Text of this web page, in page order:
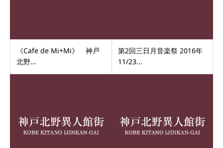
《Cafe de Mi+Mi》 神戸
北野...
第2回三日月音楽祭 2016年
11/23...